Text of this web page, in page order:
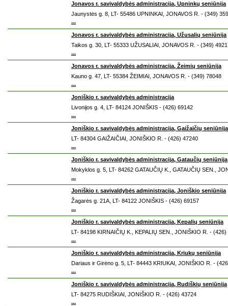
Jonavos r. savivaldybės administracija, Upninkų seniūnija
Jaunystės g. 8, LT- 55486 UPNINKAI, JONAVOS R. - (349)
...
Jonavos r. savivaldybės administracija, Užusalių seniūnija
Taikos g. 30, LT- 55333 UŽUSALIAI, JONAVOS R. - (349)
...
Jonavos r. savivaldybės administracija, Žeimių seniūnija
Kauno g. 47, LT- 55384 ŽEIMIAI, JONAVOS R. - (349) 78048
...
Joniškio r. savivaldybės administracija
Livonijos g. 4, LT- 84124 JONIŠKIS - (426) 69142
...
Joniškio r. savivaldybės administracija, Gaižaičių seniūnija
LT- 84304 GAIŽAIČIAI, JONIŠKIO R. - (426) 47240
...
Joniškio r. savivaldybės administracija, Gataučių seniūnija
Mokyklos g. 5, LT- 84262 GATAUČIŲ K., GATAUČIŲ SEN.,
...
Joniškio r. savivaldybės administracija, Joniškio seniūnija
Žagarės g. 21A, LT- 84122 JONIŠKIS - (426) 69157
...
Joniškio r. savivaldybės administracija, Kepalių seniūnija
LT- 84198 KIRNAIČIŲ K., KEPALIŲ SEN., JONIŠKIO R. - (426)
...
Joniškio r. savivaldybės administracija, Kriukų seniūnija
Dariaus ir Girėno g. 5, LT- 84443 KRIUKAI, JONIŠKIO R. -
...
Joniškio r. savivaldybės administracija, Rudiškių seniūnija
LT- 84275 RUDIŠKIAI, JONIŠKIO R. - (426) 43724
...